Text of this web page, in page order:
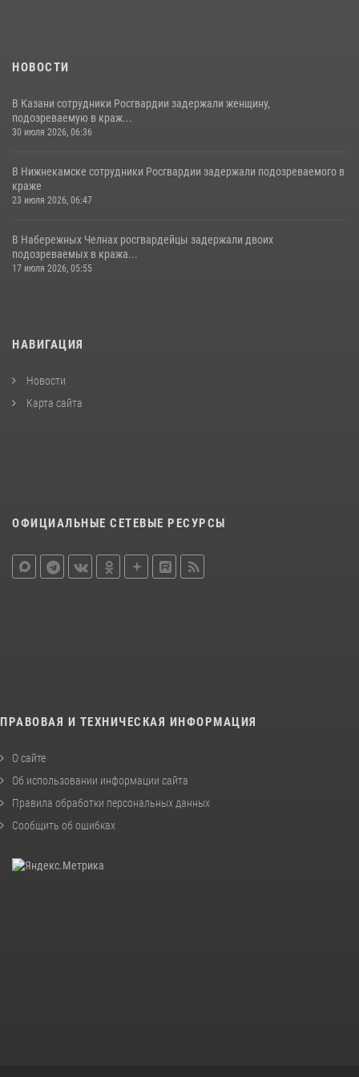
НОВОСТИ
В Казани сотрудники Росгвардии задержали женщину,
подозреваемую в краж...
30 июля 2026, 06:36
В Нижнекамске сотрудники Росгвардии задержали подозреваемого в
краже
23 июля 2026, 06:47
В Набережных Челнах росгвардейцы задержали двоих
подозреваемых в кража...
17 июля 2026, 05:55
НАВИГАЦИЯ
Новости
Карта сайта
ОФИЦИАЛЬНЫЕ СЕТЕВЫЕ РЕСУРСЫ
ПРАВОВАЯ И ТЕХНИЧЕСКАЯ ИНФОРМАЦИЯ
О сайте
Об использовании информации сайта
Правила обработки персональных данных
Сообщить об ошибках